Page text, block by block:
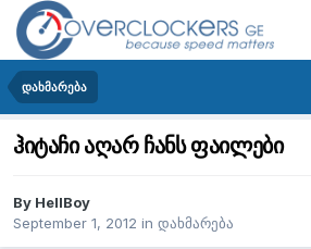
დახმარება
ჰიტაჩი აღარ ჩანს ფაილები
By HellBoy
September 1, 2012 in დახმარება